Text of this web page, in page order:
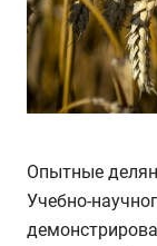
Опытные
Учебно-